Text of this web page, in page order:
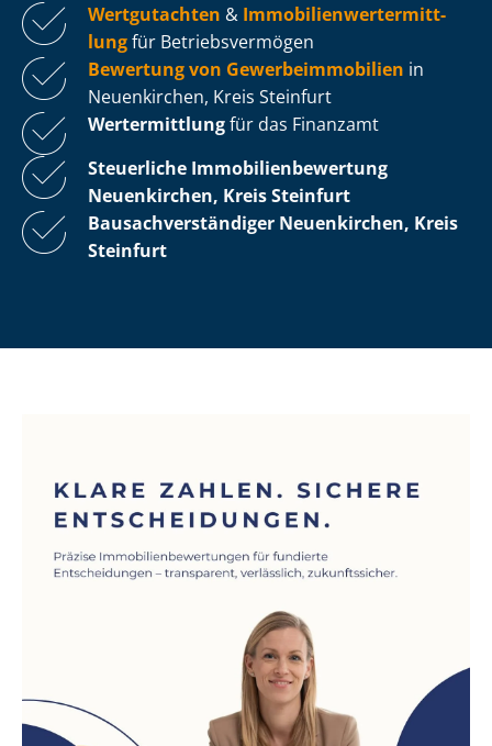
Wertgutachten & Im­mo­bi­li­en­wert­ermitt­
lungfür Be­triebs­ver­mö­gen
Bewertung von Ge­wer­be­im­mo­bi­li­en in
Neuenkirchen, Kreis Steinfurt
Wertermittlungfür das Finanzamt
Steuerliche Im­mo­bi­li­en­be­wer­tung
Neuenkirchen, Kreis Steinfurt
Bau­sach­ver­stän­di­ger Neuenkirchen, Kreis
Steinfurt